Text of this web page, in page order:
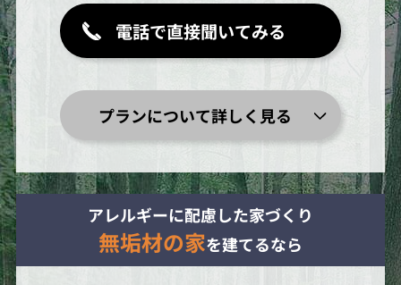
電話で直接聞いてみる
プランについて詳しく見る
アレルギーに配慮した家づくり
無垢材の家を建てるなら